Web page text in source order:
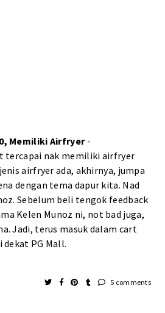
Memiliki Airfryer-
tercapai nak memiliki airfryer
airfryer ada, akhirnya, jumpa
dengan tema dapur kita. Nad
Sebelum beli tengok feedback
Kelen Munoz ni, not bad juga,
Jadi, terus masuk dalam cart
dekat PG Mall.
5 comments